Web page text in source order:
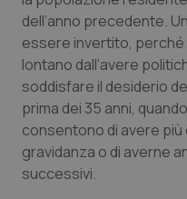
Professionisti
Abruzzo
Basilicata
Calabria
QS Pro Gold
Artrite & artrosi
Asma & BPCO
QS Club Newsletter
dell’anno precedente.
essere invertito,
lontano dall’avere
soddisfare il desiderio
prima dei 35 anni,
consentono di avere più
gravidanza o di averne
successivi.